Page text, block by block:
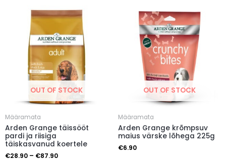
OUT OF STOCK
Määramata
Arden Grange täissööt
pardi ja riisiga
täiskasvanud koertele
€28.90 – €87.90
OUT OF STOCK
Määramata
Arden Grange krõmpsuv
maius värske lõhega 225g
€6.90